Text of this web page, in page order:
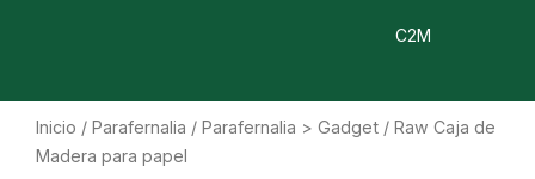
C2M
Inicio / Parafernalia / Parafernalia > Gadget / Raw Caja de
Madera para papel